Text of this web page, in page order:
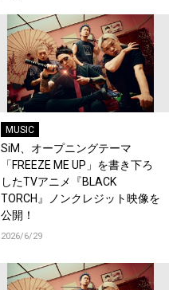
MUSIC
SiM、オープニングテーマ
「FREEZE ME UP」を書き下ろ
したTVアニメ『BLACK
TORCH』ノンクレジット映像を
公開！
2026/6/29